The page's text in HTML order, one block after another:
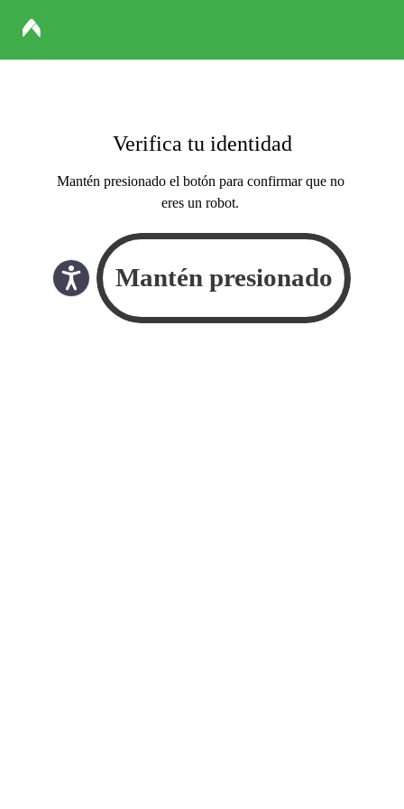
Verifica tu identidad
Mantén presionado el botón para confirmar que no
eres un robot.